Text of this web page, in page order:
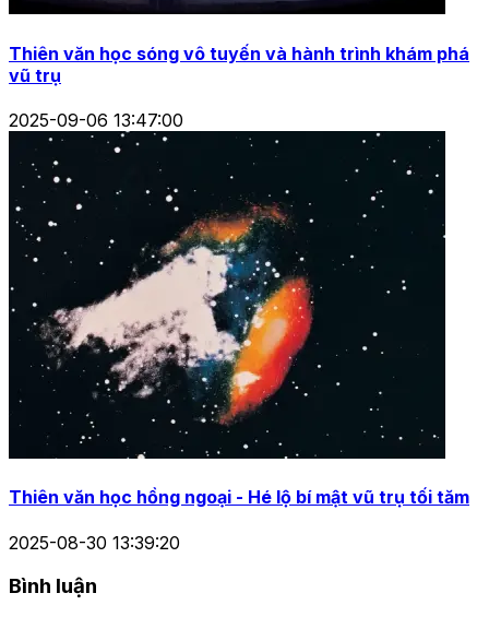
Thiên văn học sóng vô tuyến và hành trình khám phá
vũ trụ
2025-09-06 13:47:00
Thiên văn học hồng ngoại - Hé lộ bí mật vũ trụ tối tăm
2025-08-30 13:39:20
Bình luận